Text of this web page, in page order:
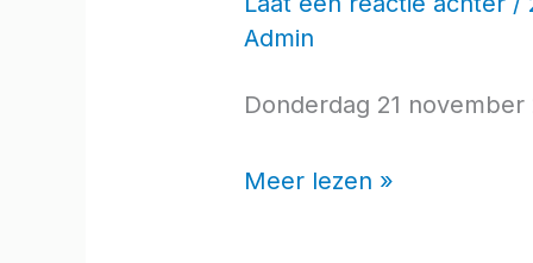
Admin
Donderdag 21
Meer lezen »